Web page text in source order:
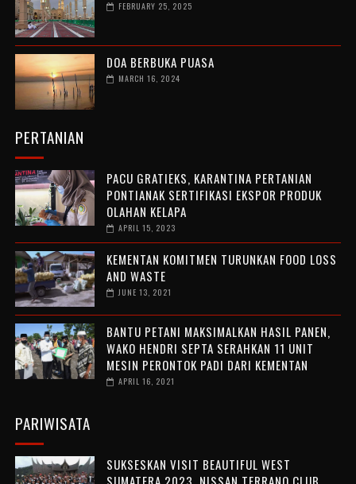
FEBRUARY 25, 2025
DOA BERBUKA PUASA
MARCH 16, 2024
PERTANIAN
PACU GRATIEKS, KARANTINA PERTANIAN
PONTIANAK SERTIFIKASI EKSPOR PRODUK
OLAHAN KELAPA
APRIL 15, 2023
KEMENTAN KOMITMEN TURUNKAN FOOD LOSS
AND WASTE
JUNE 13, 2021
BANTU PETANI MAKSIMALKAN HASIL PANEN,
WAKO HENDRI SEPTA SERAHKAN 11 UNIT
MESIN PERONTOK PADI DARI KEMENTAN
APRIL 16, 2021
PARIWISATA
SUKSESKAN VISIT BEAUTIFUL WEST